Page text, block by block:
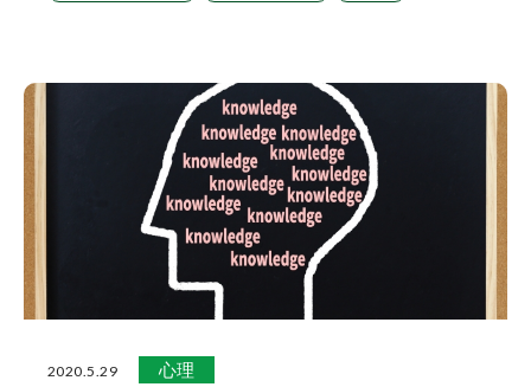
2020.5.29 心理